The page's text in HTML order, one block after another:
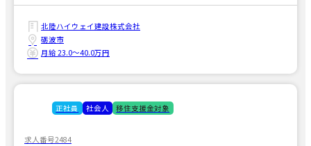
北陸ハイウェイ建設株式会社
砺波市
月給 23.0〜40.0万円
正社員 社会人 移住支援金対象
求人番号2484